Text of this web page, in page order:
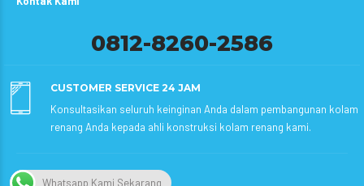
0812-8260-2586
CUSTOMER SERVICE 24 JAM
Konsultasikan seluruh keinginan Anda dalam pembangunan kolam
renang Anda kepada ahli konstruksi kolam renang kami.
Whatsapp Kami Sekarang